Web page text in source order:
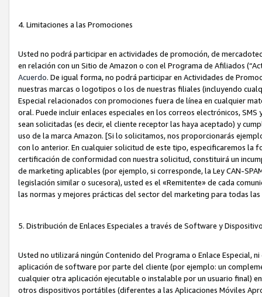
4. Limitaciones a las Promociones
Usted no podrá participar en actividades de promoción, de
en relación con un Sitio de Amazon o con el Programa de Afiliados
Acuerdo. De igual forma, no podrá participar en Actividades de
nuestras marcas o logotipos o los de nuestras filiales (incluyendo
Especial relacionados con promociones fuera de línea en cualquier
oral. Puede incluir enlaces especiales en los correos electrónicos,
sean solicitadas (es decir, el cliente receptor las haya aceptado) y
uso de la marca Amazon. [Si lo solicitamos, nos proporcionarás
con lo anterior. En cualquier solicitud de este tipo, especificaremos
certificación de conformidad con nuestra solicitud, constituirá un
de marketing aplicables (por ejemplo, si corresponde, la Ley CAN-
legislación similar o sucesora), usted es el «Remitente» de cada
las normas y mejores prácticas del sector del marketing para todas
5. Distribución de Enlaces Especiales a través de Software y
Usted no utilizará ningún Contenido del Programa o Enlace Especial,
aplicación de software por parte del cliente (por ejemplo: un
cualquier otra aplicación ejecutable o instalable por un usuario final)
otros dispositivos portátiles (diferentes a las Aplicaciones Móviles